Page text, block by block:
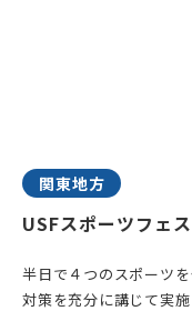
関東地方
USFスポーツフェ
半日で４つのスポーツ
対策を充分に講じて実施